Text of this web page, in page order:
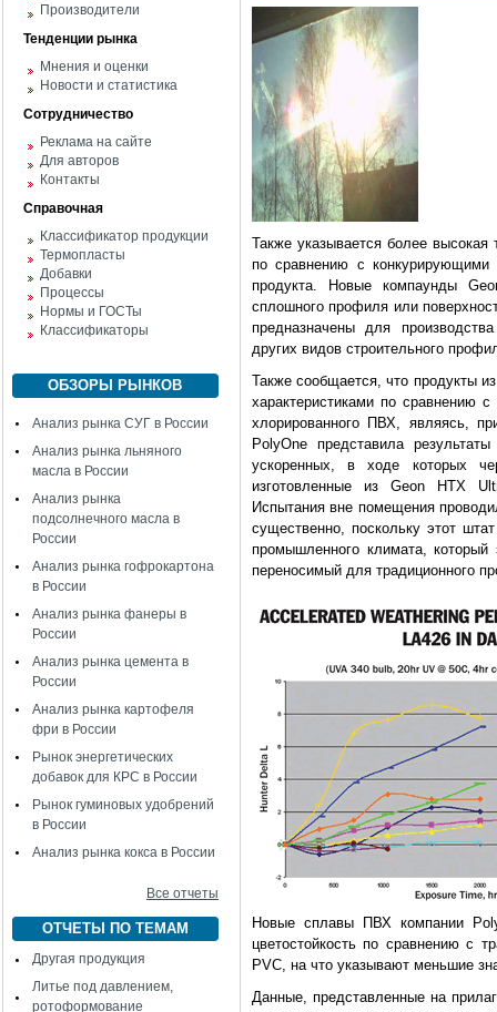
Производители
Тенденции рынка
Мнения и оценки
Новости и статистика
Сотрудничество
Реклама на сайте
Для авторов
Контакты
Справочная
Классификатор продукции
Термопласты
Добавки
Процессы
Нормы и ГОСТы
Классификаторы
ОБЗОРЫ РЫНКОВ
Анализ рынка СУГ в России
Анализ рынка льняного
масла в России
Анализ рынка
подсолнечного масла в
России
Анализ рынка гофрокартона
в России
Анализ рынка фанеры в
России
Анализ рынка цемента в
России
Анализ рынка картофеля
фри в России
Рынок энергетических
добавок для КРС в России
Рынок гуминовых удобрений
в России
Анализ рынка кокса в России
Все отчеты
ОТЧЕТЫ ПО ТЕМАМ
Другая продукция
Литье под давлением,
ротоформование
Также указывается более
по сравнению с
продукта. Новые компаунды
сплошного профиля или
предназначены для
других видов строительного
Также сообщается, что продукты
характеристиками по сравнению
хлорированного ПВХ, являясь,
PolyOne представила
ускоренных, в ходе которых
изготовленные из Geon HTX
Испытания вне помещения
существенно, поскольку этот
промышленного климата,
переносимый для традиционного
Новые сплавы ПВХ компании
цветостойкость по сравнению с
PVC, на что указывают меньшие
Данные, представленные на